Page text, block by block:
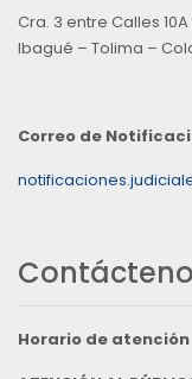
Cra. 3 entre Calles 10A
Ibagué – Tolima –
Correo de
Horario de atención